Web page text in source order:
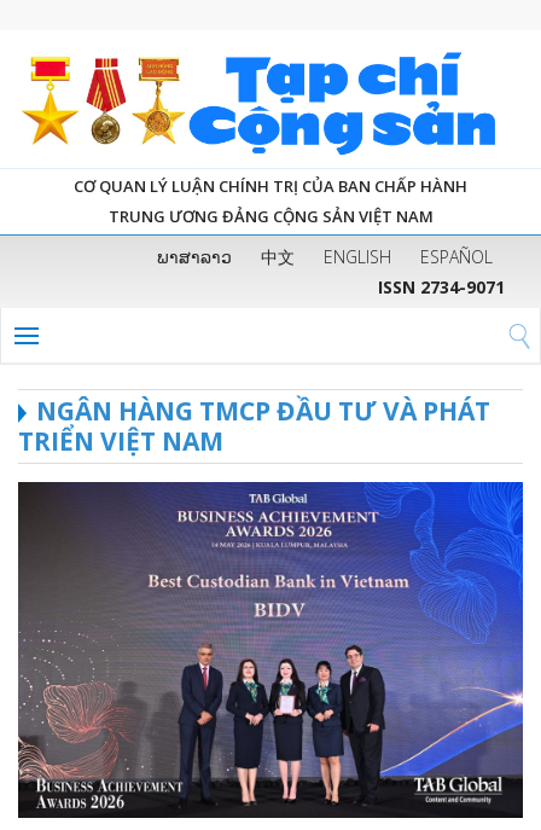
CƠ QUAN LÝ LUẬN CHÍNH TRỊ CỦA BAN CHẤP HÀNH
TRUNG ƯƠNG ĐẢNG CỘNG SẢN VIỆT NAM
ພາສາລາວ 中文 ENGLISH
ESPAÑOL
ISSN 2734-9071
NGÂN HÀNG TMCP ĐẦU TƯ VÀ PHÁT
TRIỂN VIỆT NAM